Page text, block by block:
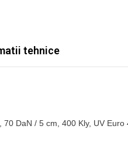
tehnice
DaN / 5 cm, 400 Kly, UV Euro